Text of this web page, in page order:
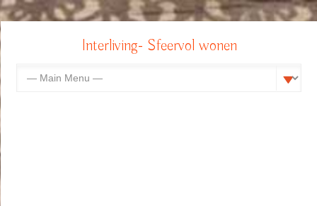
Interliving- Sfeervol wonen